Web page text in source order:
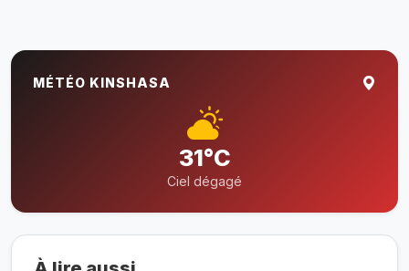
MÉTÉO KINSHASA
31°C
Ciel dégagé